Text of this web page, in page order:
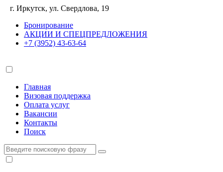
г. Иркутск, ул. Свердлова, 19
Бронирование
АКЦИИ И СПЕЦПРЕДЛОЖЕНИЯ
+7 (3952) 43-63-64
Главная
Визовая поддержка
Оплата услуг
Вакансии
Контакты
Поиск